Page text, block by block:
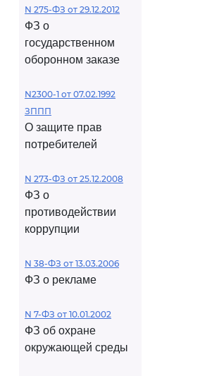
N 275-ФЗ от 29.12.2012
ФЗ о
государственном
оборонном заказе
N2300-1 от 07.02.1992
ЗППП
О защите прав
потребителей
N 273-ФЗ от 25.12.2008
ФЗ о
противодействии
коррупции
N 38-ФЗ от 13.03.2006
ФЗ о рекламе
N 7-ФЗ от 10.01.2002
ФЗ об охране
окружающей среды